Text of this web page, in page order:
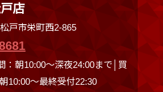
店
戸市栄町西2-865
：朝10:00～深夜24:00まで│買
10:00～最終受付22:30